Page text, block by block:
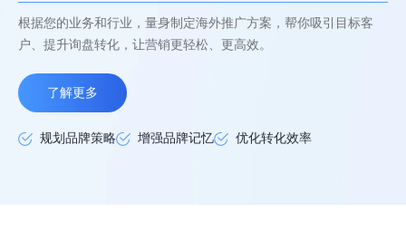
根据您的业务和行业，量身制定海外推广方案，帮你吸引目标客
户、提升询盘转化，让营销更轻松、更高效。
了解更多
规划品牌策略 增强品牌记忆 优化转化效率